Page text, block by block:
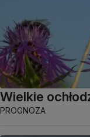
Wielkie
PROGNOZA